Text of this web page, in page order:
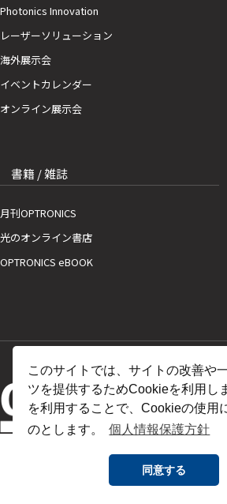
このサイトでは、サイトの改善や
ツを提供するためCookieを利用し
を利用することで、Cookieの使用
のとします。
個人情報保護方針
同意する
Photonics Innovation
レーザーソリューション
海外展示会
イベントカレンダー
オンライン展示会
書籍 / 雑誌
月刊OPTRONICS
光のオンライン書店
OPTRONICS eBOOK